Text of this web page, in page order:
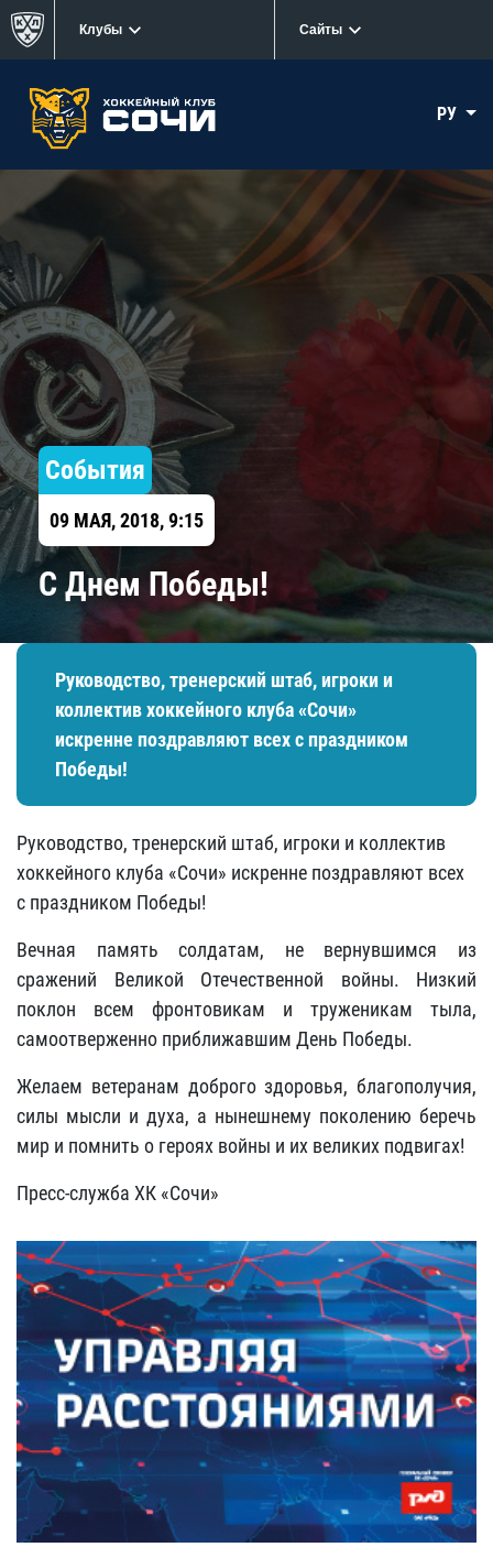
Клубы Сайты
РУ
События
09 МАЯ, 2018, 9:15
С Днем Победы!
Руководство, тренерский штаб, игроки и
коллектив хоккейного клуба «Сочи»
искренне поздравляют всех с праздником
Победы!
Руководство, тренерский штаб, игроки и коллектив
хоккейного клуба «Сочи» искренне поздравляют всех
с праздником Победы!
Вечная память солдатам, не вернувшимся из
сражений Великой Отечественной войны. Низкий
поклон всем фронтовикам и труженикам тыла,
самоотверженно приближавшим День Победы.
Желаем ветеранам доброго здоровья, благополучия,
силы мысли и духа, а нынешнему поколению беречь
мир и помнить о героях войны и их великих подвигах!
Пресс-служба ХК «Сочи»